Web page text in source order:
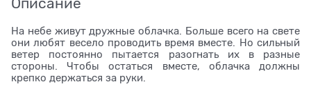
Описание
На небе живут дружные облачка. Больше всего на свете
они любят весело проводить время вместе. Но сильный
ветер постоянно пытается разогнать их в разные
стороны. Чтобы остаться вместе, облачка должны
крепко держаться за руки.